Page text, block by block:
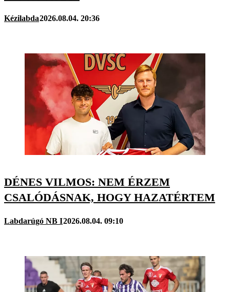
Kézilabda2026.08.04. 20:36
DÉNES VILMOS: NEM ÉRZEM
CSALÓDÁSNAK, HOGY HAZATÉRTEM
Labdarúgó NB I2026.08.04. 09:10